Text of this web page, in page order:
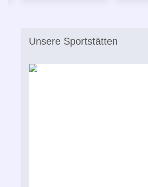
Unsere Sportstätten